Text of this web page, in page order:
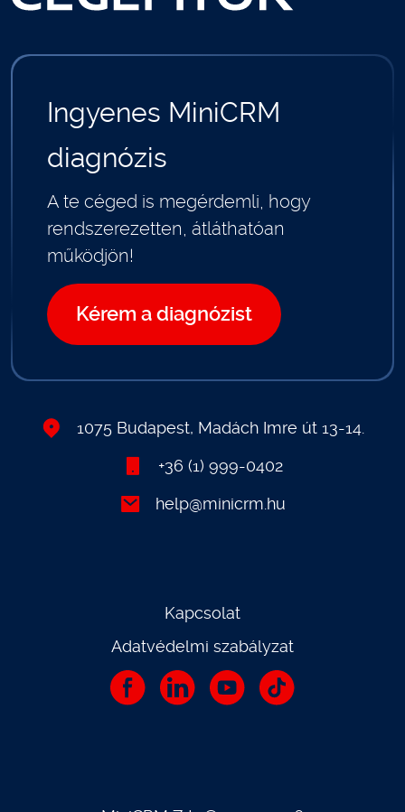
Ingyenes MiniCRM
diagnózis
A te céged is megérdemli, hogy
rendszerezetten, átláthatóan
működjön!
Kérem a diagnózist
1075 Budapest, Madách Imre út 13-14.
+36 (1) 999-0402
help@minicrm.hu
Kapcsolat
Adatvédelmi szabályzat